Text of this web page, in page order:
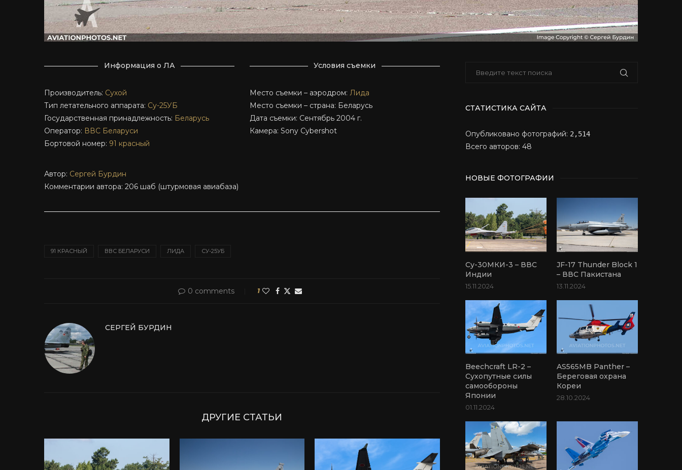
Информация о ЛА
Производитель: Сухой
Тип летательного аппарата: Су-25УБ
Государственная принадлежность: Беларусь
Оператор: ВВС Беларуси
Бортовой номер: 91 красный
Условия съемки
Место съемки – аэродром: Лида
Место съемки – страна: Беларусь
Дата съемки: Сентябрь 2004 г.
Камера: Sony Cybershot
Автор: Сергей Бурдин
Комментарии автора: 206 шаб (штурмовая авиабаза)
91 КРАСНЫЙ ВВС БЕЛАРУСИ ЛИДА СУ-25УБ
0 comments 1
СЕРГЕЙ БУРДИН
ДРУГИЕ СТАТЬИ
СТАТИСТИКА САЙТА
Опубликовано фотографий: 2,514
Всего авторов: 48
НОВЫЕ ФОТОГРАФИИ
Су-30МКИ-3 – ВВС
Индии
15.11.2024
JF-17 Thunder Block 1
– ВВС Пакистана
13.11.2024
Beechcraft LR-2 –
Сухопутные силы
самообороны
Японии
01.11.2024
AS565MB Panther –
Береговая охрана
Кореи
28.10.2024